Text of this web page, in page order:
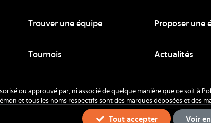
Trouver une équipe Proposer une
Tournois Actualités
ou approuvé par, ni associé de quelque manière que ce soit à
et tous les noms respectifs sont des marques déposées et des
Nintendo 1996-2026.
Tout accepter Voir